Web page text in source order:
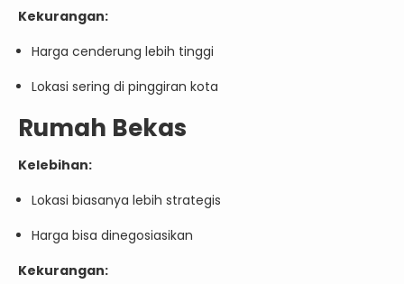
Kekurangan:
Harga cenderung lebih tinggi
Lokasi sering di pinggiran kota
Rumah Bekas
Kelebihan:
Lokasi biasanya lebih strategis
Harga bisa dinegosiasikan
Kekurangan: